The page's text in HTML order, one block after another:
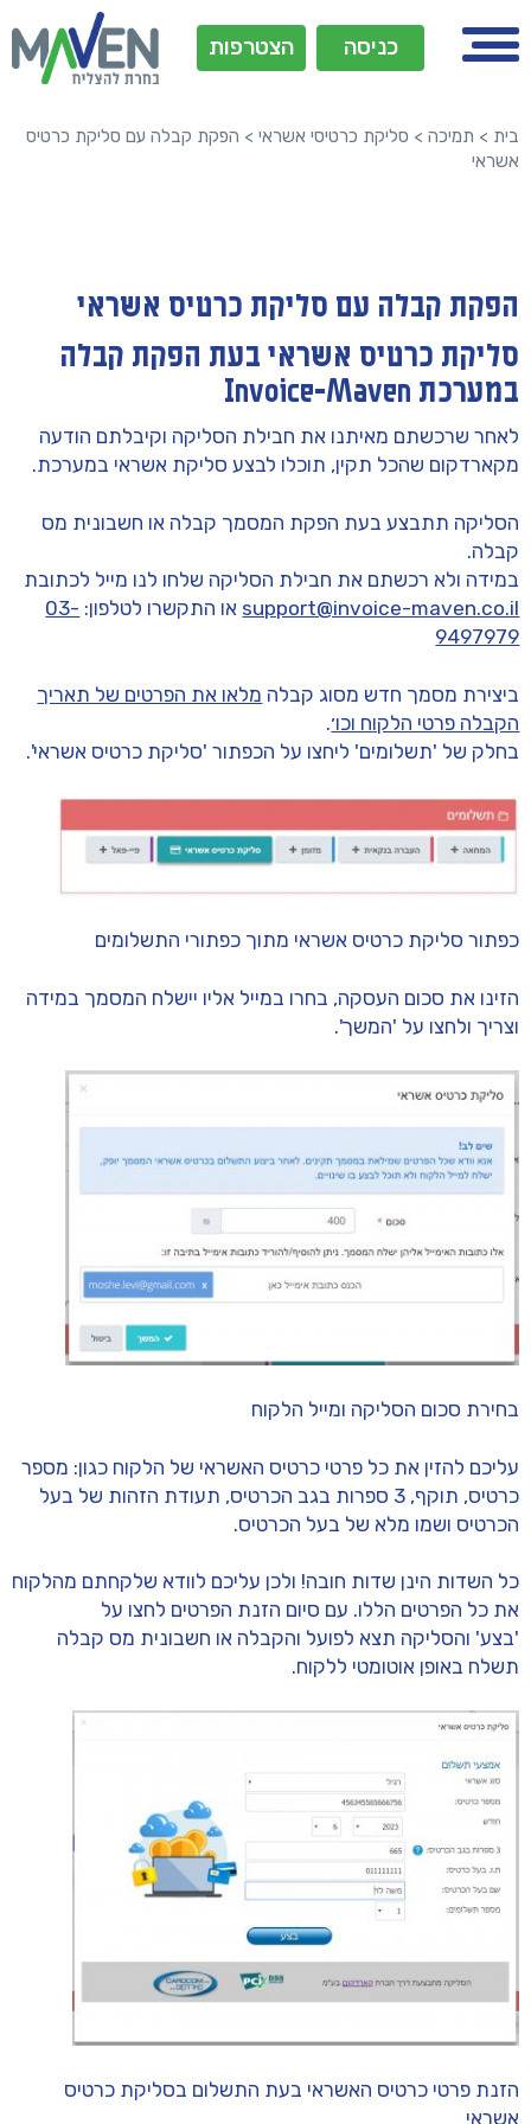
כניסה הצטרפות
בית > תמיכה> סליקת כרטיסי אשראי> הפקת קבלה עם סליקת כרטיס
אשראי
הפקת קבלה עם סליקת כרטיס אשראי
סליקת כרטיס אשראי בעת הפקת קבלה
במערכת Invoice-Maven
לאחר שרכשתם מאיתנו את חבילת הסליקה וקיבלתם הודעה
מקארדקום שהכל תקין, תוכלו לבצע סליקת אשראי במערכת.
הסליקה תתבצע בעת הפקת המסמך קבלה או חשבונית מס
קבלה.
במידה ולא רכשתם את חבילת הסליקה שלחו לנו מייל לכתובת
support@invoice-maven.co.il או התקשרו לטלפון: 03-
9497979
ביצירת מסמך חדש מסוג קבלה מלאו את הפרטים של תאריך
הקבלה פרטי הלקוח וכו׳.
בחלק של 'תשלומים' ליחצו על הכפתור 'סליקת כרטיס אשראי'.
כפתור סליקת כרטיס אשראי מתוך כפתורי התשלומים
הזינו את סכום העסקה, בחרו במייל אליו יישלח המסמך במידה
וצריך ולחצו על 'המשך'.
בחירת סכום הסליקה ומייל הלקוח
עליכם להזין את כל פרטי כרטיס האשראי של הלקוח כגון: מספר
כרטיס, תוקף, 3 ספרות בגב הכרטיס, תעודת הזהות של בעל
הכרטיס ושמו מלא של בעל הכרטיס.
כל השדות הינן שדות חובה! ולכן עליכם לוודא שלקחתם מהלקוח
את כל הפרטים הללו. עם סיום הזנת הפרטים לחצו על
'בצע' והסליקה תצא לפועל והקבלה או חשבונית מס קבלה
תשלח באופן אוטומטי ללקוח.
הזנת פרטי כרטיס האשראי בעת התשלום בסליקת כרטיס
אשראי